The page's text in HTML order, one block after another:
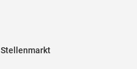
Stellenmarkt